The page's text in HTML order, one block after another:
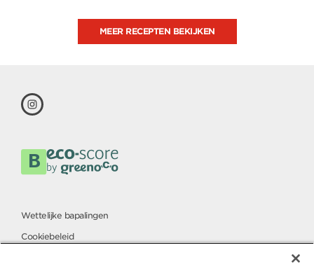
MEER RECEPTEN BEKIJKEN
Wettelijke bapalingen
Cookiebeleid